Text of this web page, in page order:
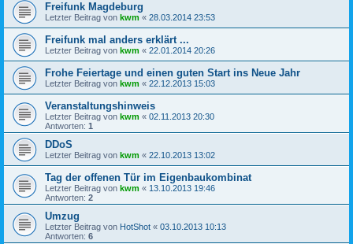
Freifunk Magdeburg
Letzter Beitrag von kwm « 28.03.2014 23:53
Freifunk mal anders erklärt ...
Letzter Beitrag von kwm « 22.01.2014 20:26
Frohe Feiertage und einen guten Start ins Neue Jahr
Letzter Beitrag von kwm « 22.12.2013 15:03
Veranstaltungshinweis
Letzter Beitrag von kwm « 02.11.2013 20:30
Antworten: 1
DDoS
Letzter Beitrag von kwm « 22.10.2013 13:02
Tag der offenen Tür im Eigenbaukombinat
Letzter Beitrag von kwm « 13.10.2013 19:46
Antworten: 2
Umzug
Letzter Beitrag von HotShot « 03.10.2013 10:13
Antworten: 6